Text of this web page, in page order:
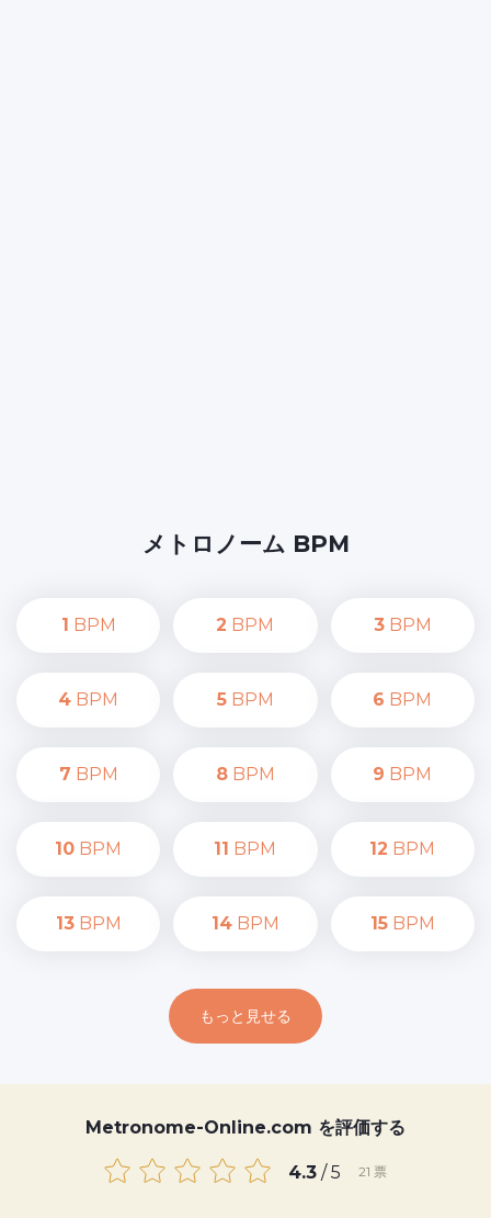
メトロノーム BPM
1 BPM 2 BPM 3BPM
4 BPM 5BPM 6 BPM
7 BPM 8BPM 9 BPM
10 BPM 11 BPM 12 BPM
13BPM 14BPM 15BPM
もっと見せる
Metronome-Online.com を評価する
4.3 / 5 21 票